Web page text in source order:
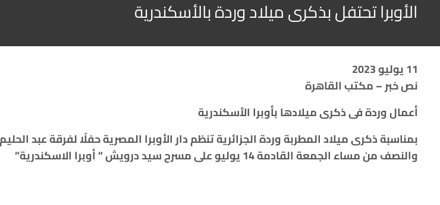
الأوبرا تحتفل بذكرى ميلاد وردة بالأسكندرية
11 يوليو 2023
نص خبر – مكتب القاهرة
أعمال وردة فى ذكرى ميلادها بأوبرا الأسكندرية
بمناسبة ذكرى ميلاد المطربة وردة الجزائرية تنظم دار الأوبرا المصرية حفلًا لفرقة عبد
والنصف من مساء الجمعة القادمة 14 يوليو على مسرح سيد درويش ” أوبرا الاسكندرية”